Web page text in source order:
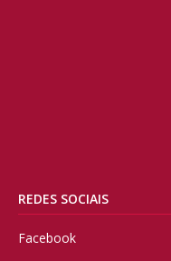
REDES SOCIAIS
Facebook